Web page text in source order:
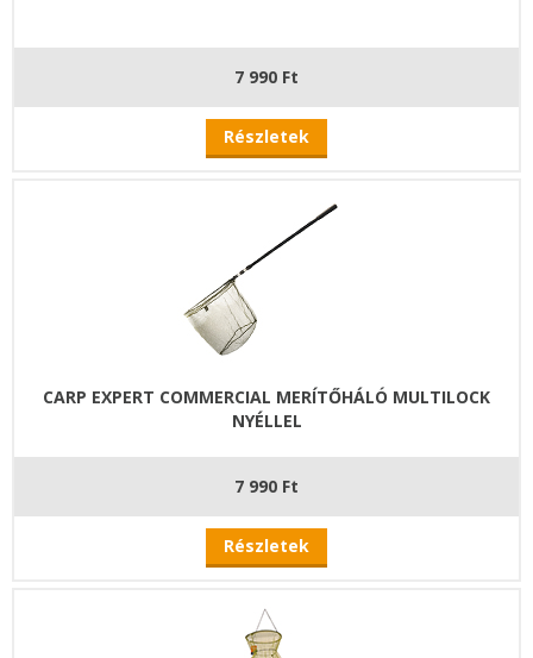
7 990 Ft
Részletek
CARP EXPERT COMMERCIAL MERÍTŐHÁLÓ MULTILOCK
NYÉLLEL
7 990 Ft
Részletek